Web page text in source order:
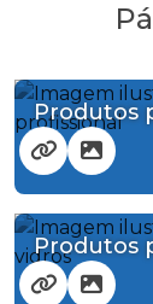
Produtos
Produtos